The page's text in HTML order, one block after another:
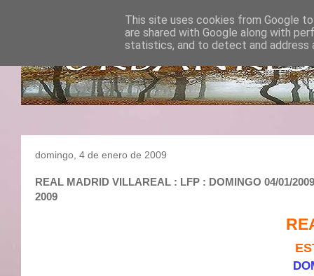
domingo, 4 de enero de 2009
REAL MADRID VILLAREAL : LFP : DOMINGO 04/01/
2009
This site uses cookies from Google
are shared with Google along with
statistics, and to detect and address